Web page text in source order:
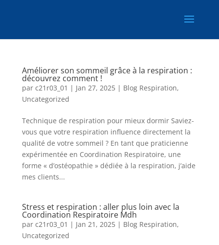
Améliorer son sommeil grâce à la respiration :
découvrez comment !
par c21r03_01 | Jan 27, 2025| Blog Respiration,
Uncategorized
Technique de respiration pour mieux dormir Saviez-
vous que votre respiration influence directement la
qualité de votre sommeil ? En tant que praticienne
expérimentée en Coordination Respiratoire, une
forme « d’ostéopathie » dédiée à la respiration, j’aide
mes clients...
Stress et respiration : aller plus loin avec la
Coordination Respiratoire Mdh
par c21r03_01 | Jan 21, 2025| Blog Respiration,
Uncategorized